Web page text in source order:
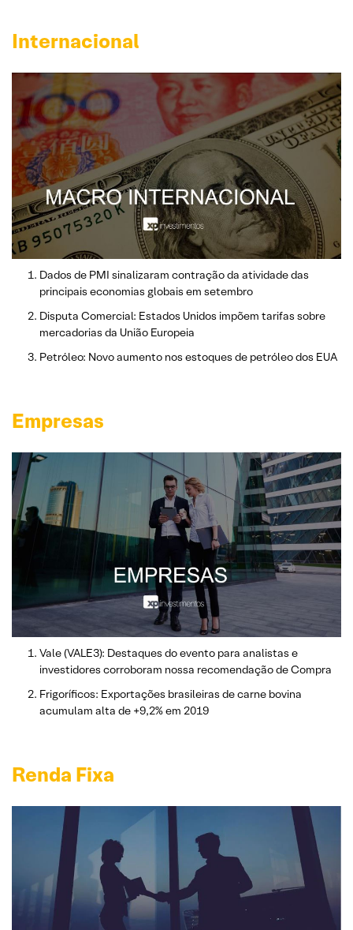
Internacional
Dados de PMI sinalizaram contração da atividade das
principais economias globais em setembro
Disputa Comercial: Estados Unidos impõem tarifas sobre
mercadorias da União Europeia
Petróleo: Novo aumento nos estoques de petróleo dos EUA
Empresas
Vale (VALE3): Destaques do evento para analistas e
investidores corroboram nossa recomendação de Compra
Frigoríficos: Exportações brasileiras de carne bovina
acumulam alta de +9,2% em 2019
Renda Fixa